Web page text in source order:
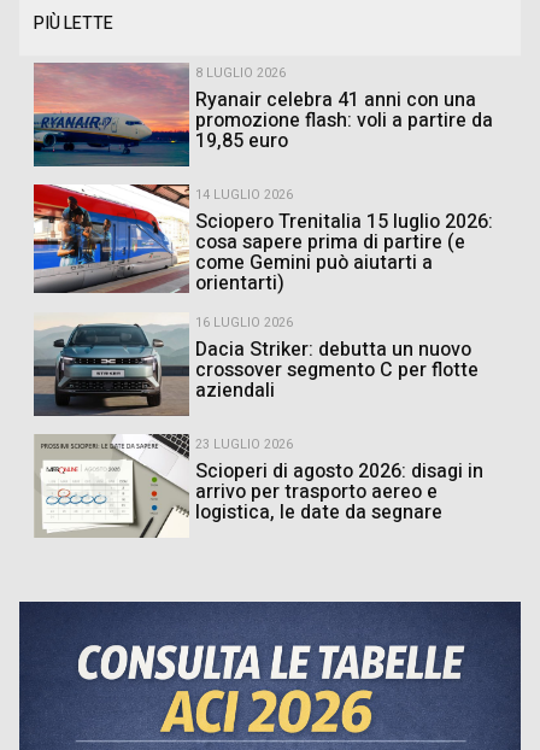
PIÙ LETTE
8 LUGLIO 2026
Ryanair celebra 41 anni con una
promozione flash: voli a partire da
19,85 euro
14 LUGLIO 2026
Sciopero Trenitalia 15 luglio 2026:
cosa sapere prima di partire (e
come Gemini può aiutarti a
orientarti)
16 LUGLIO 2026
Dacia Striker: debutta un nuovo
crossover segmento C per flotte
aziendali
23 LUGLIO 2026
Scioperi di agosto 2026: disagi in
arrivo per trasporto aereo e
logistica, le date da segnare